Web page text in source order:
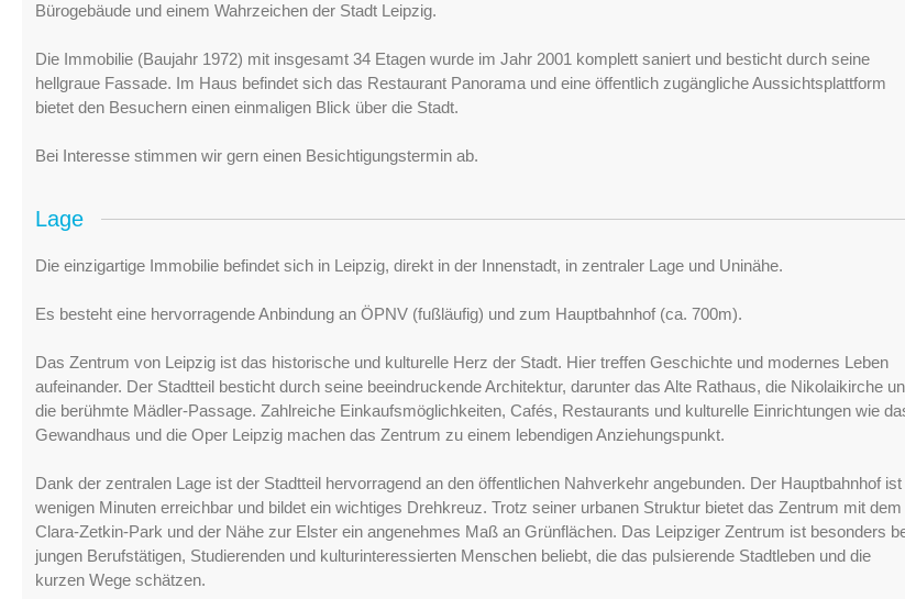
Bürogebäude und einem Wahrzeichen der Stadt Leipzig.
Die Immobilie (Baujahr 1972) mit insgesamt 34 Etagen wurde im Jahr 2001 komplett saniert und besticht durch seine
hellgraue Fassade. Im Haus befindet sich das Restaurant Panorama und eine öffentlich zugängliche Aussichtsplattform
bietet den Besuchern einen einmaligen Blick über die Stadt.
Bei Interesse stimmen wir gern einen Besichtigungstermin ab.
Lage
Die einzigartige Immobilie befindet sich in Leipzig, direkt in der Innenstadt, in zentraler Lage und Uninähe.
Es besteht eine hervorragende Anbindung an ÖPNV (fußläufig) und zum Hauptbahnhof (ca. 700m).
Das Zentrum von Leipzig ist das historische und kulturelle Herz der Stadt. Hier treffen Geschichte und modernes Leben
aufeinander. Der Stadtteil besticht durch seine beeindruckende Architektur, darunter das Alte Rathaus, die Nikolaikirche
die berühmte Mädler-Passage. Zahlreiche Einkaufsmöglichkeiten, Cafés, Restaurants und kulturelle Einrichtungen wie
Gewandhaus und die Oper Leipzig machen das Zentrum zu einem lebendigen Anziehungspunkt.
Dank der zentralen Lage ist der Stadtteil hervorragend an den öffentlichen Nahverkehr angebunden. Der Hauptbahnhof ist
wenigen Minuten erreichbar und bildet ein wichtiges Drehkreuz. Trotz seiner urbanen Struktur bietet das Zentrum mit dem
Clara-Zetkin-Park und der Nähe zur Elster ein angenehmes Maß an Grünflächen. Das Leipziger Zentrum ist besonders
jungen Berufstätigen, Studierenden und kulturinteressierten Menschen beliebt, die das pulsierende Stadtleben und die
kurzen Wege schätzen.